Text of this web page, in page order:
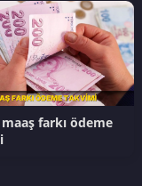
farkı ödeme